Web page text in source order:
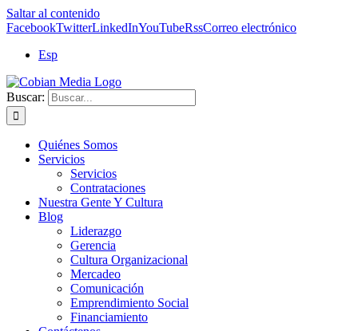
Saltar al contenido
FacebookTwitterLinkedInYouTubeRssCorreo electrónico
Esp
Buscar:
Quiénes Somos
Servicios
Servicios
Contrataciones
Nuestra Gente Y Cultura
Blog
Liderazgo
Gerencia
Cultura Organizacional
Mercadeo
Comunicación
Emprendimiento Social
Financiamiento